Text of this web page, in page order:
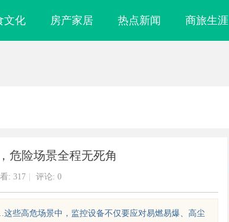
文化 房产家居 热点新闻 商旅生涯
危险场景全程无死角
: 317 评论: 0
些高危场景中，监控设备不仅要应对易燃易爆、高尘